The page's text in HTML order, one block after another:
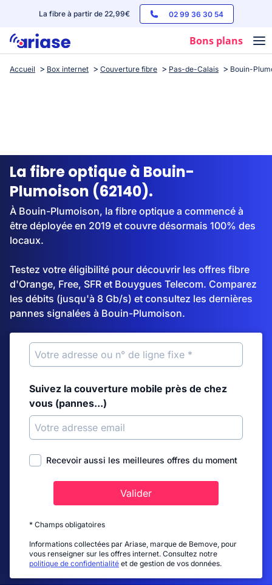
La fibre à partir de 22,99€ 02 99 36 30 54
Bons plans
Box internet
Streaming
Accueil Box internet Couverture fibre Pas-de-Calais Bouin-
La fibre optique à Bouin-
Plumoison (62140).
À Bouin-Plumoison, la fibre optique a commencé à
être déployée en 2019 et couvre désormais 100% des
locaux.
Testez votre éligibilité pour découvrir les offres fibre
d'Orange, Free, SFR et Bouygues Telecom. Comparez
les débits (jusqu'à 8 Gb/s) et consultez les dernières
pannes signalées à Bouin-Plumoison.
Suivez la couverture mobile près de chez
vous (pannes...)
Recevoir aussi les meilleures offres du moment
Valider
* Champs obligatoires
Informations collectées par Ariase, marque de Bemove, pour
vous renseigner sur les offres internet. Consultez notre
politique de confidentialité et de gestion de vos données.